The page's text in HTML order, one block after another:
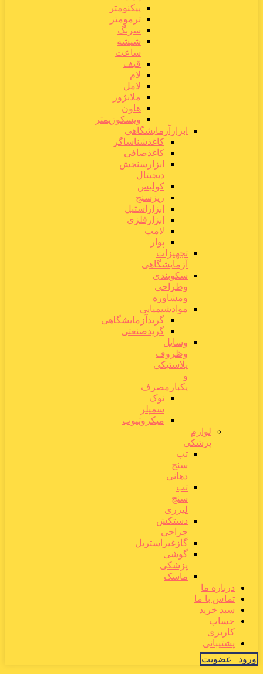
پیکنومتر
ترمومتر
سرنگ
شیشه
ساعت
قیف
لام
لامل
ملانژور
هاون
ویسکوزیمتر
ابزارآزمایشگاهی
کاغذشناساگر
کاغذصافی
ابزارسنجش
دیجیتال
کولیس
ریزسنج
ابزاراستیل
ابزارفلزی
لامپ
پوار
تجهیزات
آزمایشگاهی
سکوبندی
وطراحی
ومشاوره
موادشیمیایی
گریدآزمایشگاهی
گریدصنعتی
وسایل
وظروف
پلاستیکی
و
یکبارمصرف
نوک
سمپلر
میکروتیوب
لوازم
پزشکی
تب
سنج
دهانی
تب
سنج
لیزری
دستکش
جراحی
گازغیراستریل
گوشی
پزشکی
ماسک
درباره ما
تماس با ما
سبد خرید
حساب
کاربری
پشتیبانی
ورود | عضویت